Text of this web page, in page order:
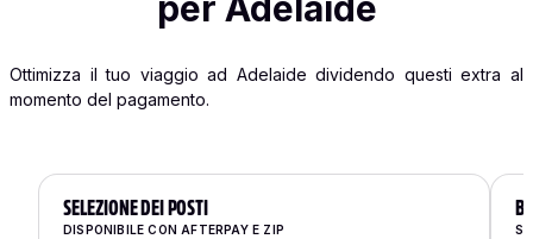
Ottimizza il tuo viaggio ad Adelaide dividendo questi extra al
momento del pagamento.
SELEZIONE DEI POSTI
DISPONIBILE CON AFTERPAY E ZIP